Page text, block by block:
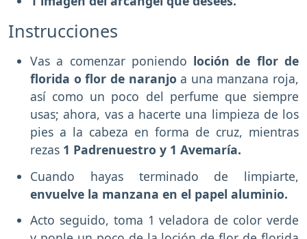
Instrucciones
Vas a comenzar poniendo loción de flor de
florida o flor de naranjo a una manzana roja,
así como un poco del perfume que siempre
usas; ahora, vas a hacerte una limpieza de los
pies a la cabeza en forma de cruz, mientras
rezas 1 Padrenuestro y 1 Avemaría.
Cuando hayas terminado de limpiarte,
envuelve la manzana en el papel aluminio.
Acto seguido, toma 1 veladora de color verde